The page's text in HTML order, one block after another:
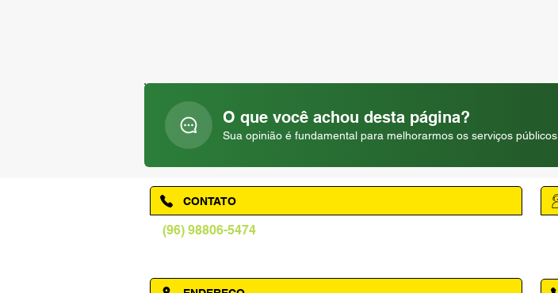
O que você achou desta página?
Sua opinião é fundamental para melhorarmos os serviços públicos
(96) 98806-5474
CONTATO